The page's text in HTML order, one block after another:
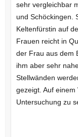
sehr vergleichbar
und Schöckingen.
Keltenfürstin auf
Frauen reicht in
der Frau aus dem
ihm aber sehr
Stellwänden
gezeigt. Auf
Untersuchung zu